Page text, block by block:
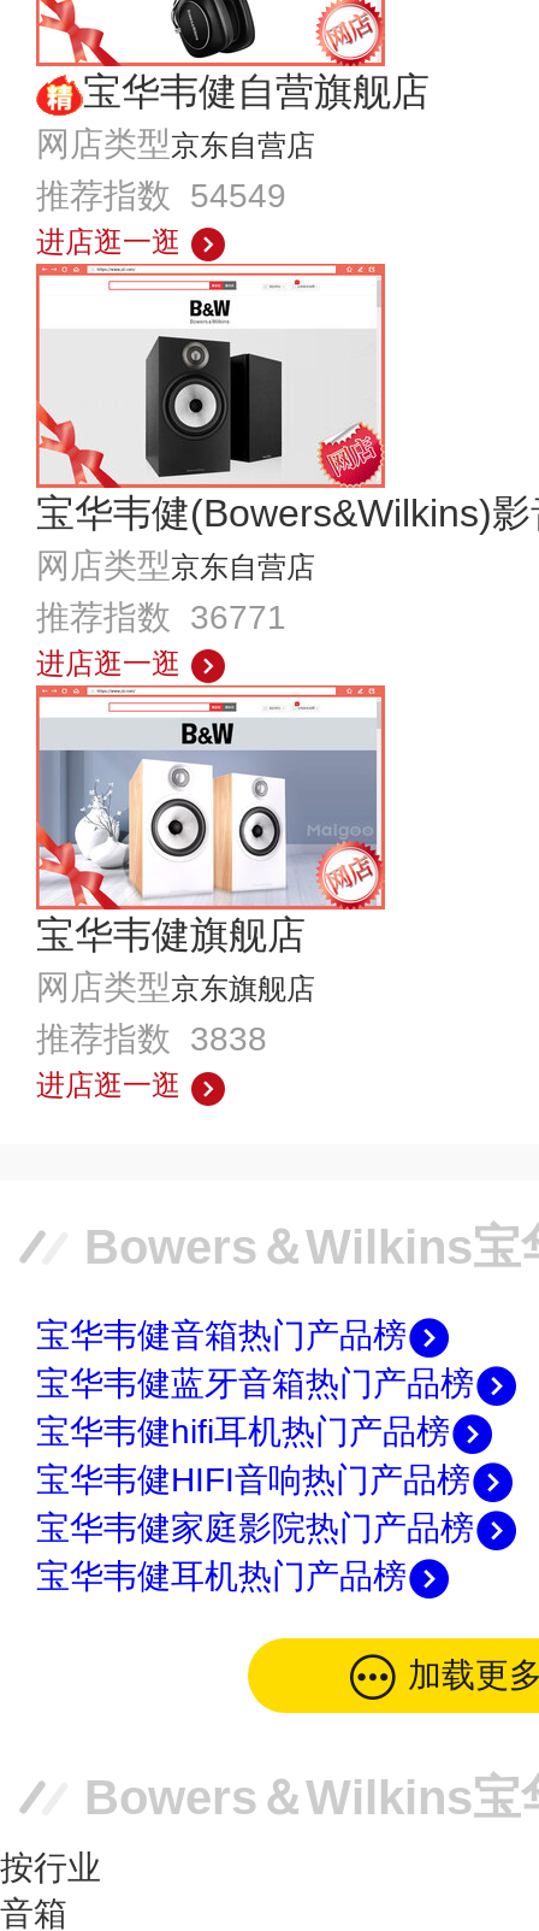
宝华韦健自营旗舰店
网店类型京东自营店
推荐指数 54549
进店逛一逛
宝华韦健(Bowers&Wilkins)
网店类型京东自营店
推荐指数 36771
进店逛一逛
宝华韦健旗舰店
网店类型京东旗舰店
推荐指数 3838
进店逛一逛
宝华韦健音箱热门产品榜
宝华韦健蓝牙音箱热门产品榜
宝华韦健hifi耳机热门产品榜
宝华韦健HIFI音响热门产品榜
宝华韦健家庭影院热门产品榜
宝华韦健耳机热门产品榜
加载更
按行业
音箱